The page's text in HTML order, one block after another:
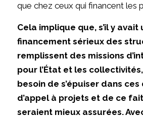
que chez ceux qui financent les
Cela implique que, s’il y avait
financement sérieux des
remplissent des missions
pour l’État et les collectivités,
besoin de s’épuiser dans
d’appel à projets et de ce
seraient mieux assurées.